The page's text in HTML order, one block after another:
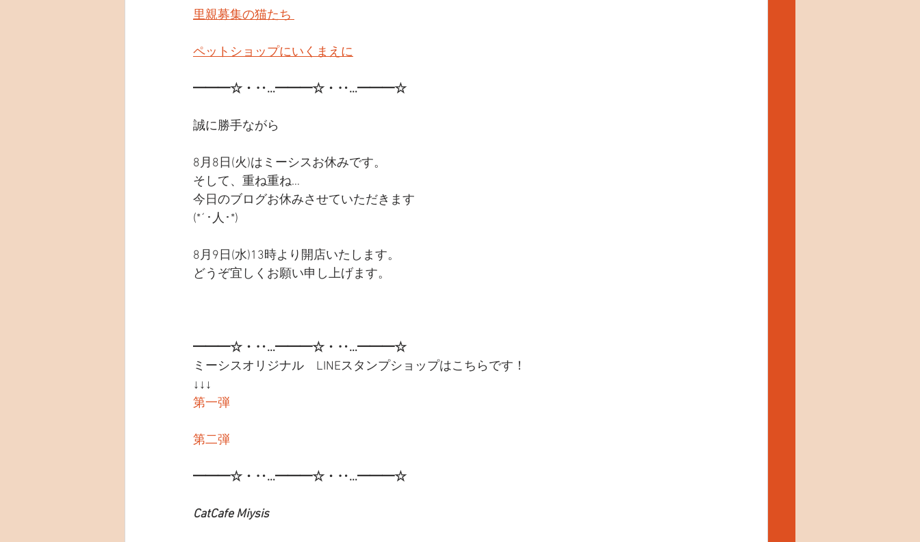
里親募集の猫たち
ペットショップにいくまえに
━━━☆・‥…━━━☆・‥…━━━☆
誠に勝手ながら
8月8日(火)はミーシスお休みです。
そして、重ね重ね…
今日のブログお休みさせていただきます
(*´･人･*)
8月9日(水)13時より開店いたします。
どうぞ宜しくお願い申し上げます。
━━━☆・‥…━━━☆・‥…━━━☆
ミーシスオリジナル　LINEスタンプショップはこちらです！
↓↓↓
第一弾
第二弾
━━━☆・‥…━━━☆・‥…━━━☆
CatCafe Miysis